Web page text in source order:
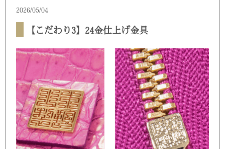
2026/05/04
【こだわり3】24金仕上げ金具